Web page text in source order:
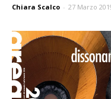
Chiara Scalco - 27 Marzo